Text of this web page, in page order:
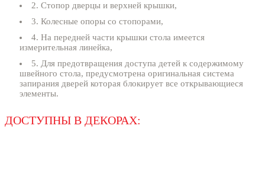
2. Стопор дверцы и верхней крышки,
3. Колесные опоры со стопорами,
4. На передней части крышки стола имеется
измерительная линейка,
5. Для предотвращения доступа детей к содержимому
швейного стола, предусмотрена оригинальная система
запирания дверей которая блокирует все открывающиеся
элементы.
ДОСТУПНЫ В ДЕКОРАХ: